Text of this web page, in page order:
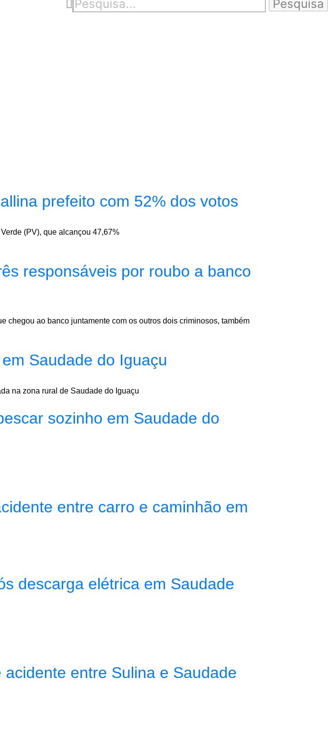
prefeito com 52% dos votos
(PV), que alcançou 47,67%
responsáveis por roubo a banco
chegou ao banco juntamente com os outros dois criminosos, também
Saudade do Iguaçu
na zona rural de Saudade do Iguaçu
sozinho em Saudade do
entre carro e caminhão em
descarga elétrica em Saudade
entre Sulina e Saudade